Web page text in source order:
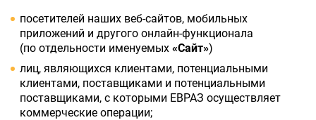
посетителей наших веб-сайтов, мобильных
приложений и другого онлайн-функционала
(по отдельности именуемых «Сайт»)
лиц, являющихся клиентами, потенциальными
клиентами, поставщиками и потенциальными
поставщиками, с которыми ЕВРАЗ осуществляет
коммерческие операции;